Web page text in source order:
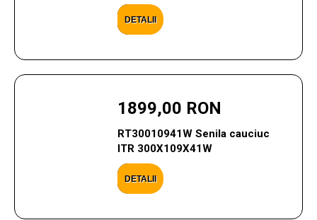
DETALII
1899,00 RON
RT30010941W Senila cauciuc
ITR 300X109X41W
DETALII